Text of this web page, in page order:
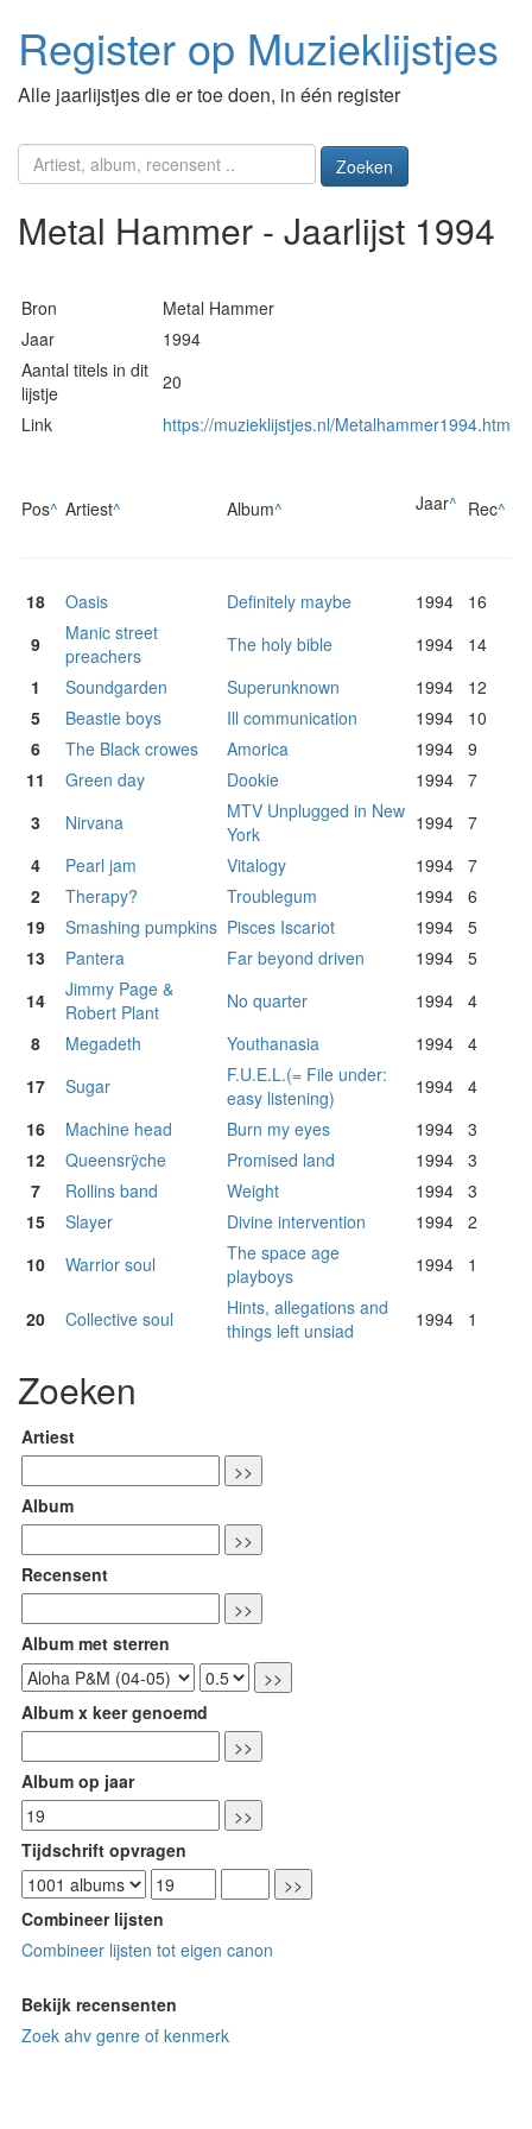
Register op Muzieklijstjes
Alle jaarlijstjes die er toe doen, in één register
Zoeken
Metal Hammer - Jaarlijst 1994
Bron
Metal Hammer
Jaar
1994
Aantal titels in dit
lijstje
20
Link
https://muzieklijstjes.nl/Metalhammer1994.htm
Pos^ Artiest^ Album^ Jaar^ Rec^
18 Oasis Definitely maybe 1994
16
9
Manic street
preachers
The holy bible 1994
14
1
Soundgarden Superunknown 1994
12
5
Beastie boys Ill communication 1994
10
6
The Black crowes Amorica 1994 9
11
Green day Dookie 1994 7
3
Nirvana
MTV Unplugged in New
York
1994 7
4
Pearl jam Vitalogy 1994 7
2
Therapy? Troublegum 1994 6
19
Smashing pumpkins Pisces Iscariot 1994 5
13
Pantera Far beyond driven 1994 5
14
Jimmy Page &
Robert Plant
No quarter 1994 4
8
Megadeth Youthanasia 1994 4
17
Sugar
F.U.E.L.(= File under:
easy listening)
1994 4
16
Machine head Burn my eyes 1994 3
12
Queensrÿche Promised land 1994 3
7
Rollins band Weight 1994 3
15
Slayer Divine intervention 1994 2
10
Warrior soul
The space age
playboys
1994 1
20 Collective soul
Hints, allegations and
things left unsiad
1994 1
Zoeken
Artiest
Album
Recensent
Album met sterren
Album x keer genoemd
Album op jaar
Tijdschrift opvragen
Combineer lijsten
Combineer lijsten tot eigen canon
Bekijk recensenten
Zoek ahv genre of kenmerk